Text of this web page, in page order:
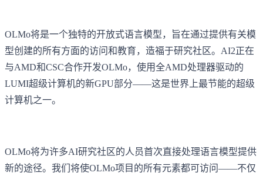
OLMo将是一个独特的开放式语言模型，旨在通过提供有关模
型创建的所有方面的访问和教育，造福于研究社区。AI2正在
与AMD和CSC合作开发OLMo，使用全AMD处理器驱动的
LUMI超级计算机的新GPU部分——这是世界上最节能的超级
计算机之一。
OLMo将为许多AI研究社区的人员首次直接处理语言模型提供
新的途径。我们将使OLMo项目的所有元素都可访问——不仅